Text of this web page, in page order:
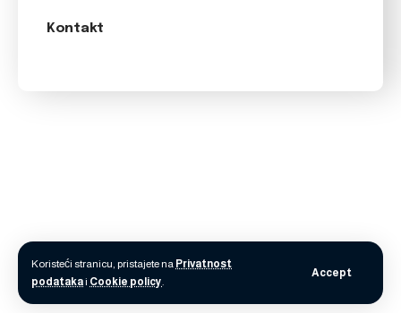
Koristeći stranicu, pristajete na Privatnost
podatakai Cookie policy.
Accept
Kontakt